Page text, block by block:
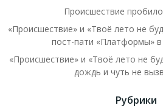
Происшествие
«Происшествие» и «Твоё лето не
пост-пати «Платформы» в
«Происшествие» и «Твоё лето не
дождь и чуть не
Рубрики